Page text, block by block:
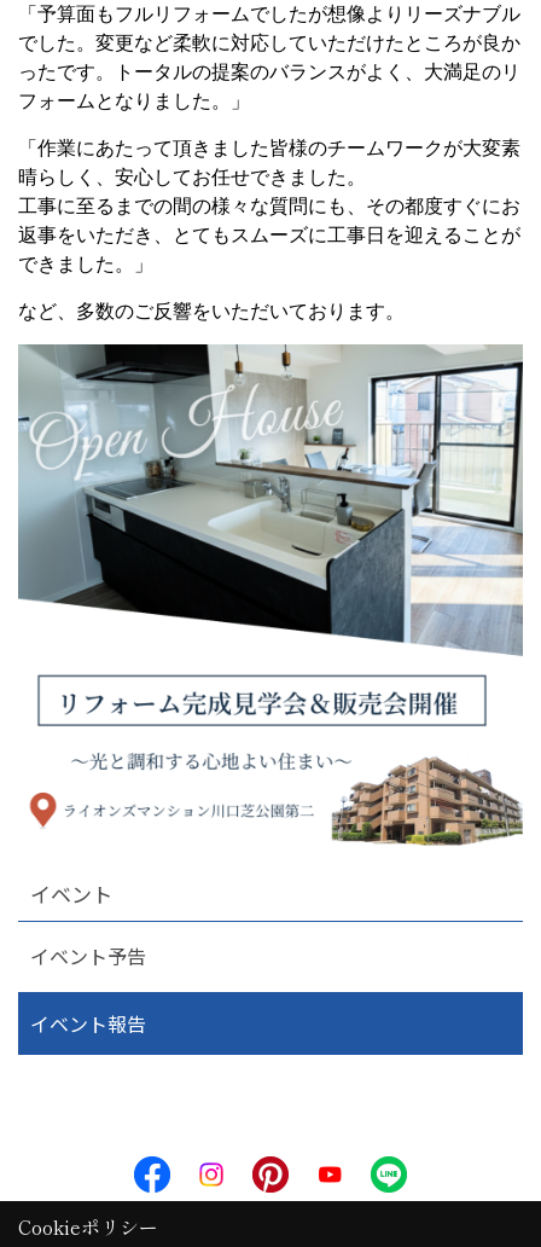
「予算面もフルリフォームでしたが想像よりリーズナブル
でした。変更など柔軟に対応していただけたところが良か
ったです。トータルの提案のバランスがよく、大満足のリ
フォームとなりました。」
「作業にあたって頂きました皆様のチームワークが大変素
晴らしく、安心してお任せできました。
工事に至るまでの間の様々な質問にも、その都度すぐにお
返事をいただき、とてもスムーズに工事日を迎えることが
できました。」
など、多数のご反響をいただいております。
イベント
イベント予告
イベント報告
三光ソフラン株式会社
Cookieポリシー